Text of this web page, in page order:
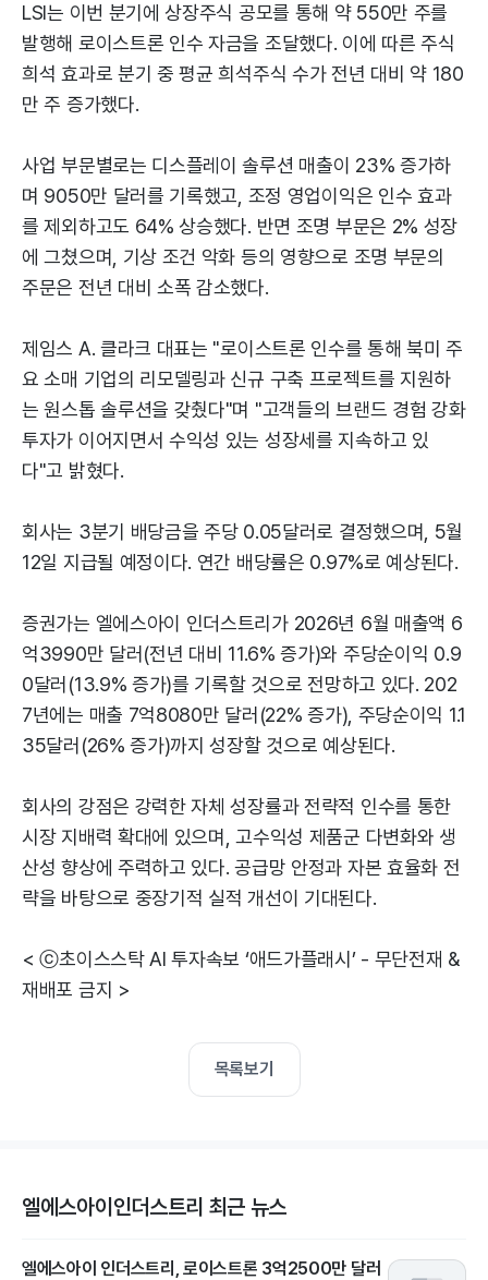
LSI는 이번 분기에 상장주식 공모를 통해 약 550만 주를
발행해 로이스트론 인수 자금을 조달했다. 이에 따른 주식
희석 효과로 분기 중 평균 희석주식 수가 전년 대비 약 180
만 주 증가했다.
사업 부문별로는 디스플레이 솔루션 매출이 23% 증가하
며 9050만 달러를 기록했고, 조정 영업이익은 인수 효과
를 제외하고도 64% 상승했다. 반면 조명 부문은 2% 성장
에 그쳤으며, 기상 조건 악화 등의 영향으로 조명 부문의
주문은 전년 대비 소폭 감소했다.
제임스 A. 클라크 대표는 "로이스트론 인수를 통해 북미 주
요 소매 기업의 리모델링과 신규 구축 프로젝트를 지원하
는 원스톱 솔루션을 갖췄다"며 "고객들의 브랜드 경험 강화
투자가 이어지면서 수익성 있는 성장세를 지속하고 있
다"고 밝혔다.
회사는 3분기 배당금을 주당 0.05달러로 결정했으며, 5월
12일 지급될 예정이다. 연간 배당률은 0.97%로 예상된다.
증권가는 엘에스아이 인더스트리가 2026년 6월 매출액 6
억3990만 달러(전년 대비 11.6% 증가)와 주당순이익 0.9
0달러(13.9% 증가)를 기록할 것으로 전망하고 있다. 202
7년에는 매출 7억8080만 달러(22% 증가), 주당순이익 1.1
35달러(26% 증가)까지 성장할 것으로 예상된다.
회사의 강점은 강력한 자체 성장률과 전략적 인수를 통한
시장 지배력 확대에 있으며, 고수익성 제품군 다변화와 생
산성 향상에 주력하고 있다. 공급망 안정과 자본 효율화 전
략을 바탕으로 중장기적 실적 개선이 기대된다.
< ⓒ초이스스탁 AI 투자속보 ‘애드가플래시’ - 무단전재 &
재배포 금지 >
목록보기
엘에스아이인더스트리 최근 뉴스
엘에스아이 인더스트리, 로이스트론 3억2500만 달러